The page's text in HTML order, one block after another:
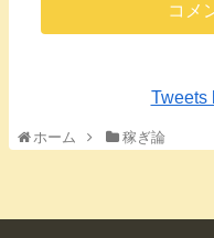
コメ
Tweets
ホーム 稼ぎ論